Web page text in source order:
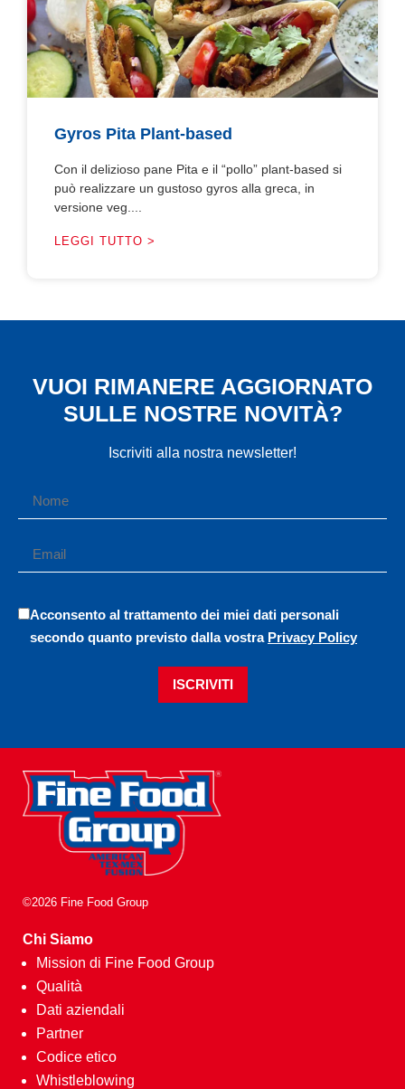
Gyros Pita Plant-based
Con il delizioso pane Pita e il “pollo” plant-based si
può realizzare un gustoso gyros alla greca, in
versione veg....
LEGGI TUTTO >
VUOI RIMANERE AGGIORNATO
SULLE NOSTRE NOVITÀ?
Iscriviti alla nostra newsletter!
Acconsento al trattamento dei miei dati personali
secondo quanto previsto dalla vostra Privacy Policy
ISCRIVITI
©2026 Fine Food Group
Chi Siamo
Mission di Fine Food Group
Qualità
Dati aziendali
Partner
Codice etico
Whistleblowing